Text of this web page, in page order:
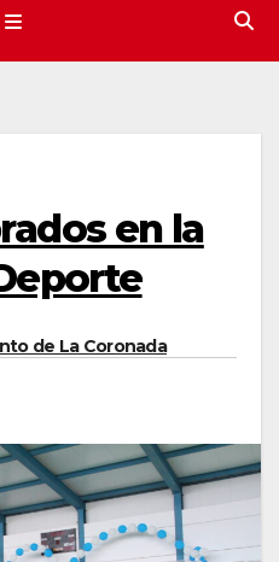
en la
de La Coronada